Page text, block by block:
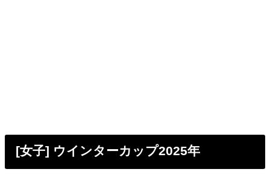
[女子] ウインターカップ2025年